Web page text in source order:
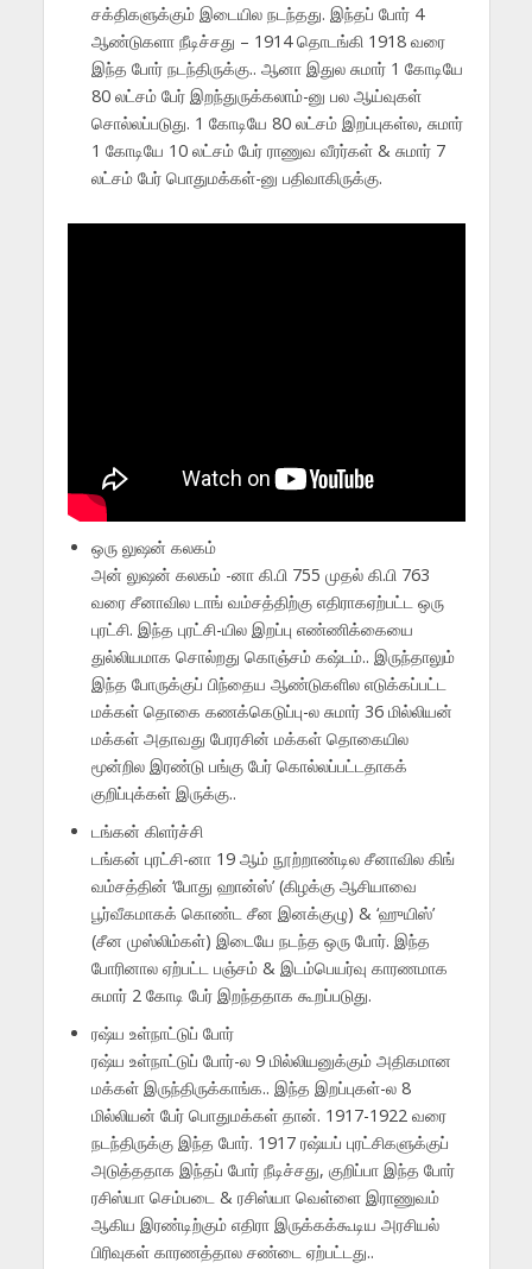
சக்திகளுக்கும் இடையில நடந்தது. இந்தப் போர் 4
ஆண்டுகளா நீடிச்சது – 1914 தொடங்கி 1918 வரை
இந்த போர் நடந்திருக்கு.. ஆனா இதுல சுமார் 1 கோடியே
80 லட்சம் பேர் இறந்துருக்கலாம்-னு பல ஆய்வுகள்
சொல்லப்படுது. 1 கோடியே 80 லட்சம் இறப்புகள்ல, சுமார்
1 கோடியே 10 லட்சம் பேர் ராணுவ வீரர்கள் & சுமார் 7
லட்சம் பேர் பொதுமக்கள்-னு பதிவாகிருக்கு.
ஒரு லுஷன் கலகம்
அன் லுஷன் கலகம் -னா கி.பி 755 முதல் கி.பி 763
வரை சீனாவில டாங் வம்சத்திற்கு எதிராகஏற்பட்ட ஒரு
புரட்சி. இந்த புரட்சி-யில இறப்பு எண்ணிக்கையை
துல்லியமாக சொல்றது கொஞ்சம் கஷ்டம்.. இருந்தாலும்
இந்த போருக்குப் பிந்தைய ஆண்டுகளில எடுக்கப்பட்ட
மக்கள் தொகை கணக்கெடுப்பு-ல சுமார் 36 மில்லியன்
மக்கள் அதாவது பேரரசின் மக்கள் தொகையில
மூன்றில இரண்டு பங்கு பேர் கொல்லப்பட்டதாகக்
குறிப்புக்கள் இருக்கு..
டங்கன் கிளர்ச்சி
டங்கன் புரட்சி-னா 19 ஆம் நூற்றாண்டில சீனாவில கிங்
வம்சத்தின் ‘போது ஹான்ஸ்’ (கிழக்கு ஆசியாவை
பூர்வீகமாகக் கொண்ட சீன இனக்குழு) & ‘ஹுயிஸ்’
(சீன முஸ்லிம்கள்) இடையே நடந்த ஒரு போர். இந்த
போரினால ஏற்பட்ட பஞ்சம் & இடம்பெயர்வு காரணமாக
சுமார் 2 கோடி பேர் இறந்ததாக கூறப்படுது.
ரஷ்ய உள்நாட்டுப் போர்
ரஷ்ய உள்நாட்டுப் போர்-ல 9 மில்லியனுக்கும் அதிகமான
மக்கள் இருந்திருக்காங்க.. இந்த இறப்புகள்-ல 8
மில்லியன் பேர் பொதுமக்கள் தான். 1917-1922 வரை
நடந்திருக்கு இந்த போர். 1917 ரஷ்யப் புரட்சிகளுக்குப்
அடுத்ததாக இந்தப் போர் நீடிச்சது, குறிப்பா இந்த போர்
ரசிஸ்யா செம்படை & ரசிஸ்யா வெள்ளை இராணுவம்
ஆகிய இரண்டிற்கும் எதிரா இருக்கக்கூடிய அரசியல்
பிரிவுகள் காரணத்தால சண்டை ஏற்பட்டது..